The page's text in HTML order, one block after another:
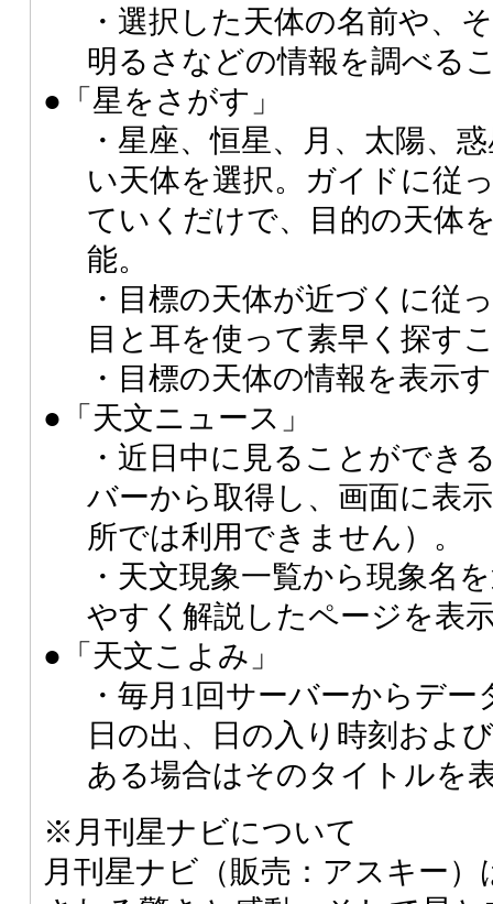
・選択した天体の名前や、
明るさなどの情報を調べる
●「星をさがす」
・星座、恒星、月、太陽、
い天体を選択。ガイドに従
ていくだけで、目的の天体
能。
・目標の天体が近づくに従
目と耳を使って素早く探す
・目標の天体の情報を表示
●「天文ニュース」
・近日中に見ることができ
バーから取得し、画面に表
所では利用できません）。
・天文現象一覧から現象名
やすく解説したページを表
●「天文こよみ」
・毎月1回サーバーからデ
日の出、日の入り時刻およ
ある場合はそのタイトルを
※月刊星ナビについて
月刊星ナビ（販売：アスキー